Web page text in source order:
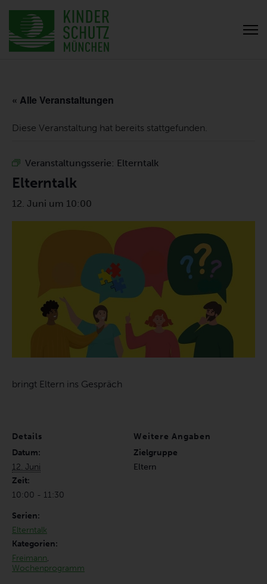
« Alle Veranstaltungen
Diese Veranstaltung hat bereits stattgefunden.
Veranstaltungsserie: Elterntalk
Elterntalk
12. Juni um 10:00
bringt Eltern ins Gespräch
Details
Datum:
12. Juni
Zeit:
10:00 - 11:30
Serien:
Elterntalk
Kategorien:
Freimann,
Wochenprogramm
Weitere Angaben
Zielgruppe
Eltern